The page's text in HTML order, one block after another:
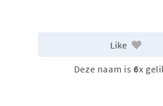
Like
Deze naam is 6x